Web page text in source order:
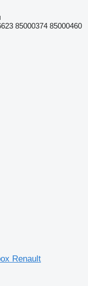
85000374 85000460
Renault